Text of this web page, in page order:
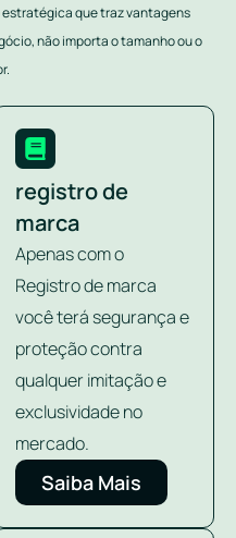
que traz vantagens
não importa o tamanho ou o
registro de
marca
Apenas com o
Registro de marca
você terá segurança e
proteção contra
qualquer imitação e
exclusividade no
mercado.
Saiba Mais